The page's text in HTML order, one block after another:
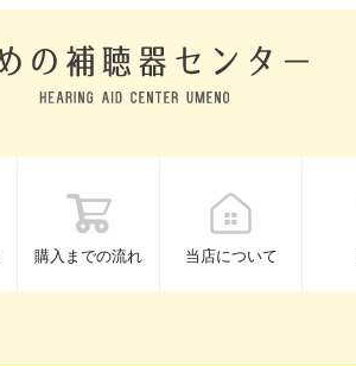
購入までの流れ 当店について